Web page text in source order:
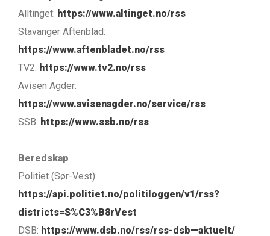
Alltinget: https://www.altinget.no/rss
Stavanger Aftenblad:
https://www.aftenbladet.no/rss
TV2: https://www.tv2.no/rss
Avisen Agder:
https://www.avisenagder.no/service/rss
SSB: https://www.ssb.no/rss
Beredskap
Politiet (Sør-Vest):
https://api.politiet.no/politiloggen/v1/rss?
districts=S%C3%B8rVest
DSB: https://www.dsb.no/rss/rss-dsb—aktuelt/